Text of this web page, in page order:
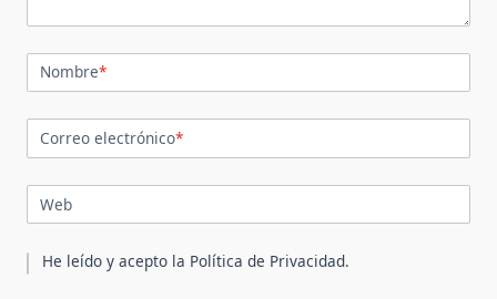
Nombre*
Correo electrónico*
Web
He leído y acepto la Política de Privacidad.